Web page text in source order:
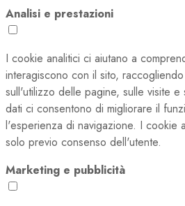
Analisi e prestazioni
I cookie analitici ci aiutano a
interagiscono con il sito,
sull'utilizzo delle pagine, sulle visite
dati ci consentono di migliorare il
l'esperienza di navigazione. I cookie
solo previo consenso dell'utente.
Marketing e pubblicità